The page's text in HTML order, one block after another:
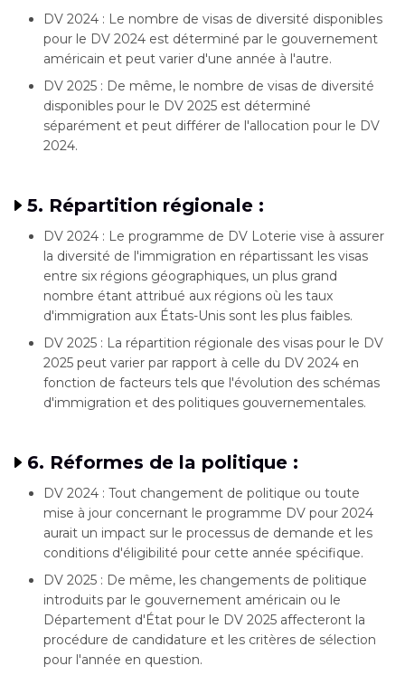
DV 2024 : Le nombre de visas de diversité disponibles
pour le DV 2024 est déterminé par le gouvernement
américain et peut varier d'une année à l'autre.
DV 2025 : De même, le nombre de visas de diversité
disponibles pour le DV 2025 est déterminé
séparément et peut différer de l'allocation pour le DV
2024.
5. Répartition régionale :
DV 2024 : Le programme de DV Loterie vise à assurer
la diversité de l'immigration en répartissant les visas
entre six régions géographiques, un plus grand
nombre étant attribué aux régions où les taux
d'immigration aux États-Unis sont les plus faibles.
DV 2025 : La répartition régionale des visas pour le DV
2025 peut varier par rapport à celle du DV 2024 en
fonction de facteurs tels que l'évolution des schémas
d'immigration et des politiques gouvernementales.
6. Réformes de la politique :
DV 2024 : Tout changement de politique ou toute
mise à jour concernant le programme DV pour 2024
aurait un impact sur le processus de demande et les
conditions d'éligibilité pour cette année spécifique.
DV 2025 : De même, les changements de politique
introduits par le gouvernement américain ou le
Département d'État pour le DV 2025 affecteront la
procédure de candidature et les critères de sélection
pour l'année en question.